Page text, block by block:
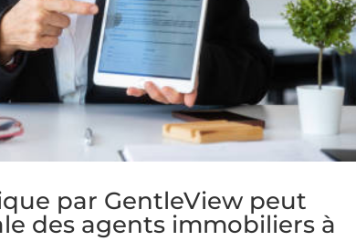
par GentleView peut
des agents immobiliers à